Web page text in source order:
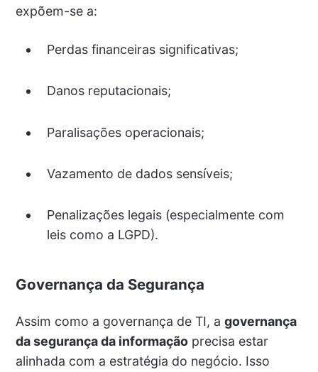
expõem-se a:
Perdas financeiras significativas;
Danos reputacionais;
Paralisações operacionais;
Vazamento de dados sensíveis;
Penalizações legais (especialmente com
leis como a LGPD).
Governança da Segurança
Assim como a governança de TI, a governança
da segurança da informaçãoprecisa estar
alinhada com a estratégia do negócio. Isso